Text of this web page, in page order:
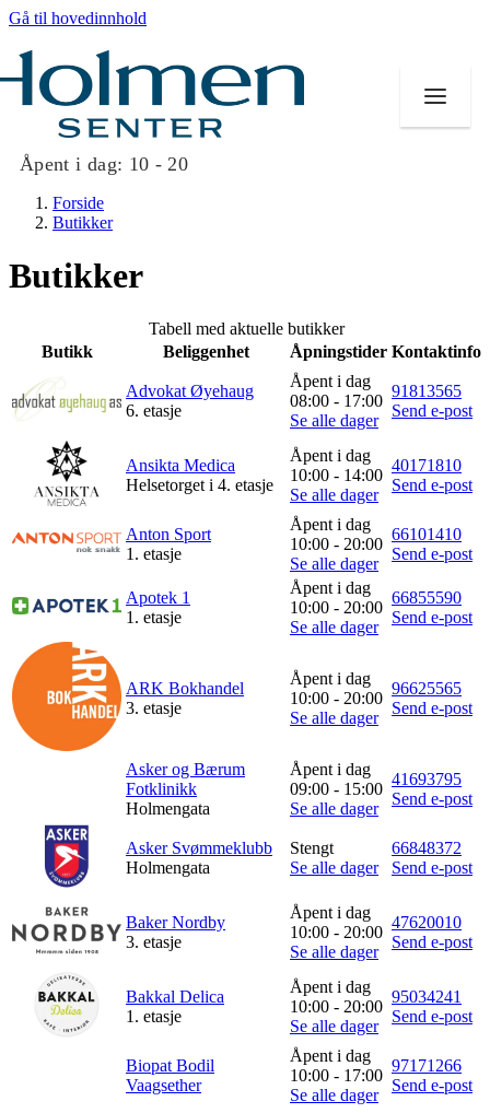
Gå til hovedinnhold
Åpent i dag: 10 - 20
Mat og drikke
Helse
Aktiviteter
Tilbud
Inspirasjon
Søk
Åpningstider
Praktisk informasjon
Ledige stillinger
Magasin
Gavekort
Finn frem
Forside
Butikker
Butikker
Tabell med aktuelle butikker
Butikk
Beliggenhet Åpningstider Kontaktinfo
Advokat Øyehaug
6. etasje
Åpent i dag
08:00 - 17:00
Se alle dager
91813565
Send e-post
Ansikta Medica
Helsetorget i 4. etasje
Åpent i dag
10:00 - 14:00
Se alle dager
40171810
Send e-post
Anton Sport
1. etasje
Åpent i dag
10:00 - 20:00
Se alle dager
66101410
Send e-post
Apotek 1
1. etasje
Åpent i dag
10:00 - 20:00
Se alle dager
66855590
Send e-post
ARK Bokhandel
3. etasje
Åpent i dag
10:00 - 20:00
Se alle dager
96625565
Send e-post
Asker og Bærum
Fotklinikk
Holmengata
Åpent i dag
09:00 - 15:00
Se alle dager
41693795
Send e-post
Asker Svømmeklubb
Holmengata
Stengt
Se alle dager
66848372
Send e-post
Baker Nordby
3. etasje
Åpent i dag
10:00 - 20:00
Se alle dager
47620010
Send e-post
Bakkal Delica
1. etasje
Åpent i dag
10:00 - 20:00
Se alle dager
95034241
Send e-post
Biopat Bodil
Vaagsether
Åpent i dag
10:00 - 17:00
Se alle dager
97171266
Send e-post